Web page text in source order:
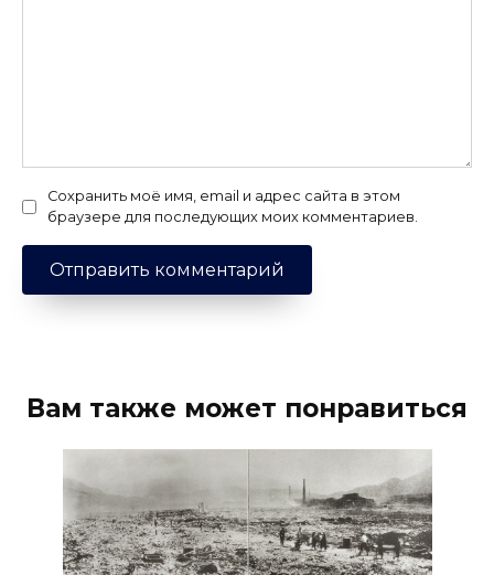
Сохранить моё имя, email и адрес сайта в этом
браузере для последующих моих комментариев.
Вам также может понравиться